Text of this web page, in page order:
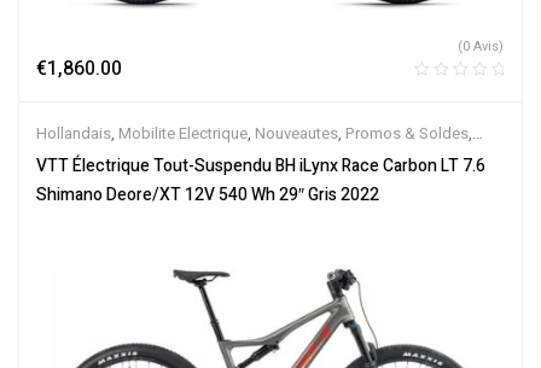
€1,860.00
(0 Avis)
Hollandais, Mobilite Electrique, Nouveautes, Promos & Soldes,
Tout-Suspendus,Vélo électrique ville,Velos Electriques,VTT
Électriques
VTT Électrique Tout-Suspendu BH iLynx Race Carbon LT 7.6
Shimano Deore/XT 12V 540 Wh 29″ Gris 2022